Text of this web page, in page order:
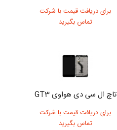
برای دریافت قیمت با شرکت
تماس بگیرید
تاچ ال سی دی هواوی GT3
برای دریافت قیمت با شرکت
تماس بگیرید